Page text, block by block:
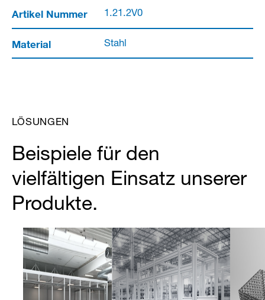
Artikel Nummer 1.21.2V0
Material Stahl
LÖSUNGEN
Beispiele für den
vielfältigen Einsatz unserer
Produkte.